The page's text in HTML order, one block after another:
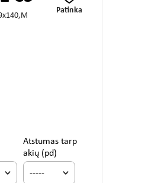
Patinka
Atstumas tarp
akių (pd)